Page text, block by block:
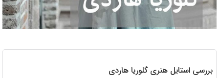
بررسی استایل هنری گلوریا هاردی